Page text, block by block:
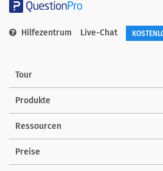
Hilfezentrum Live-Chat
Tour
Produkte
Ressourcen
Preise